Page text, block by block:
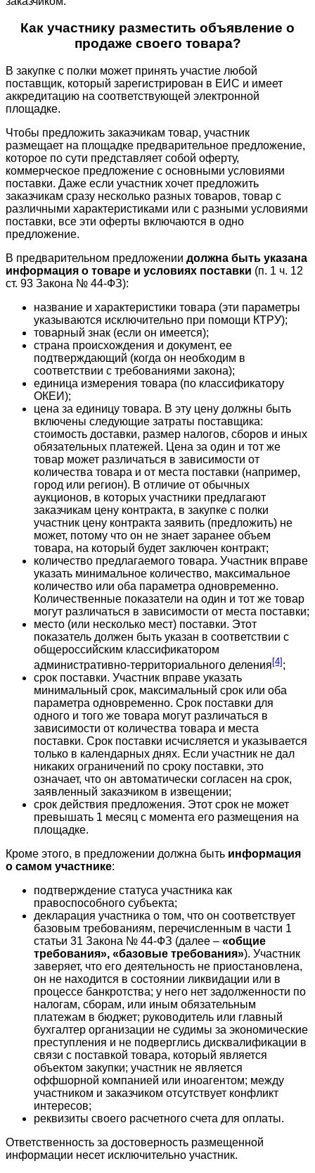
Как участнику разместить объявление о
продаже своего товара?
В закупке с полки может принять участие любой
поставщик, который зарегистрирован в ЕИС и имеет
аккредитацию на соответствующей электронной
площадке.
Чтобы предложить заказчикам товар, участник
размещает на площадке предварительное предложение,
которое по сути представляет собой оферту,
коммерческое предложение с основными условиями
поставки. Даже если участник хочет предложить
заказчикам сразу несколько разных товаров, товар с
различными характеристиками или с разными условиями
поставки, все эти оферты включаются в одно
предложение.
В предварительном предложении должна быть указана
информация о товаре и условиях поставки (п. 1 ч. 12
ст. 93 Закона № 44-ФЗ):
название и характеристики товара (эти параметры
указываются исключительно при помощи КТРУ);
товарный знак (если он имеется);
страна происхождения и документ, ее
подтверждающий (когда он необходим в
соответствии с требованиями закона);
единица измерения товара (по классификатору
ОКЕИ);
цена за единицу товара. В эту цену должны быть
включены следующие затраты поставщика:
стоимость доставки, размер налогов, сборов и иных
обязательных платежей. Цена за один и тот же
товар может различаться в зависимости от
количества товара и от места поставки (например,
город или регион). В отличие от обычных
аукционов, в которых участники предлагают
заказчикам цену контракта, в закупке с полки
участник цену контракта заявить (предложить) не
может, потому что он не знает заранее объем
товара, на который будет заключен контракт;
количество предлагаемого товара. Участник вправе
указать минимальное количество, максимальное
количество или оба параметра одновременно.
Количественные показатели на один и тот же товар
могут различаться в зависимости от места поставки;
место (или несколько мест) поставки. Этот
показатель должен быть указан в соответствии с
общероссийским классификатором
административно-территориального деления [4] ;
срок поставки. Участник вправе указать
минимальный срок, максимальный срок или оба
параметра одновременно. Срок поставки для
одного и того же товара могут различаться в
зависимости от количества товара и места
поставки. Срок поставки исчисляется и указывается
только в календарных днях. Если участник не дал
никаких ограничений по сроку поставки, это
означает, что он автоматически согласен на срок,
заявленный заказчиком в извещении;
срок действия предложения. Этот срок не может
превышать 1 месяц с момента его размещения на
площадке.
Кроме этого, в предложении должна быть информация
о самом участнике:
подтверждение статуса участника как
правоспособного субъекта;
декларация участника о том, что он соответствует
базовым требованиям, перечисленным в части 1
статьи 31 Закона № 44-ФЗ (далее – «общие
требования», «базовые требования»). Участник
заверяет, что его деятельность не приостановлена,
он не находится в состоянии ликвидации или в
процессе банкротства; у него нет задолженности по
налогам, сборам, или иным обязательным
платежам в бюджет; руководитель или главный
бухгалтер организации не судимы за экономические
преступления и не подверглись дисквалификации в
связи с поставкой товара, который является
объектом закупки; участник не является
оффшорной компанией или иноагентом; между
участником и заказчиком отсутствует конфликт
интересов;
реквизиты своего расчетного счета для оплаты.
Ответственность за достоверность размещенной
информации несет исключительно участник.